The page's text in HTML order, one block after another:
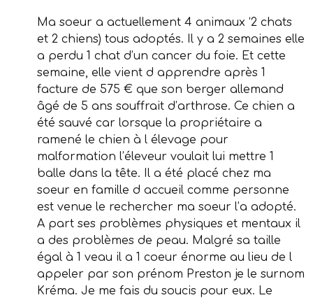
Ma soeur a actuellement 4 animaux ‘2 chats
et 2 chiens) tous adoptés. Il y a 2 semaines elle
a perdu 1 chat d’un cancer du foie. Et cette
semaine, elle vient d apprendre après 1
facture de 575 € que son berger allemand
âgé de 5 ans souffrait d’arthrose. Ce chien a
été sauvé car lorsque la propriétaire a
ramené le chien à l élevage pour
malformation l’éleveur voulait lui mettre 1
balle dans la tête. Il a été placé chez ma
soeur en famille d accueil comme personne
est venue le rechercher ma soeur l’a adopté.
A part ses problèmes physiques et mentaux il
a des problèmes de peau. Malgré sa taille
égal à 1 veau il a 1 coeur énorme au lieu de l
appeler par son prénom Preston je le surnom
Kréma. Je me fais du soucis pour eux. Le